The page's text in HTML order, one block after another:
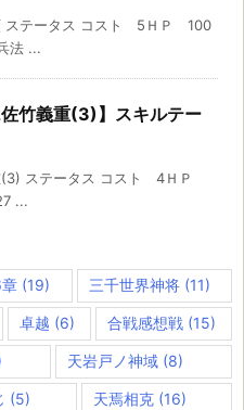
ステータス コスト 5ＨＰ 100
法 ...
佐竹義重(3)】スキルテー
(3) ステータス コスト 4ＨＰ
...
(19) 三千世界神将(11)
卓越 (6) 合戦感想戦(15)
天岩戸ノ神域 (8)
(5) 天焉相克(16)